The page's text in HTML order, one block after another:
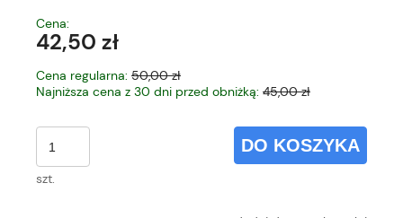
Cena:
42,50 zł
Cena regularna: 50,00 zł
Najniższa cena z 30 dni przed obniżką: 45,00 zł
szt.
DO KOSZYKA